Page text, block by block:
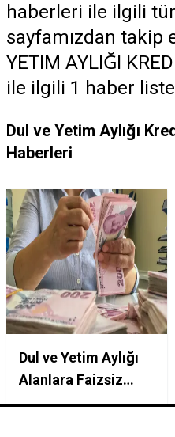
haberleri ile ilgili
sayfamızdan takip
YETIM AYLIĞI
ile ilgili 1 haber
Dul ve Yetim Aylığı
Haberleri
Dul ve Yetim Aylığı
Alanlara Faizsiz
Destek Var mı?